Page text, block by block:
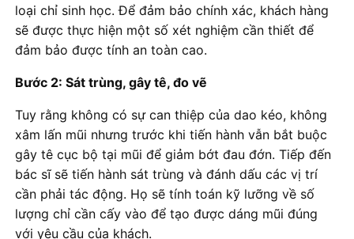
loại chỉ sinh học. Để đảm bảo chính xác, khách hàng
sẽ được thực hiện một số xét nghiệm cần thiết để
đảm bảo được tính an toàn cao.
Bước 2: Sát trùng, gây tê, đo vẽ
Tuy rằng không có sự can thiệp của dao kéo, không
xâm lấn mũi nhưng trước khi tiến hành vẫn bắt buộc
gây tê cục bộ tại mũi để giảm bớt đau đớn. Tiếp đến
bác sĩ sẽ tiến hành sát trùng và đánh dấu các vị trí
cần phải tác động. Họ sẽ tính toán kỹ lưỡng về số
lượng chỉ cần cấy vào để tạo được dáng mũi đúng
với yêu cầu của khách.